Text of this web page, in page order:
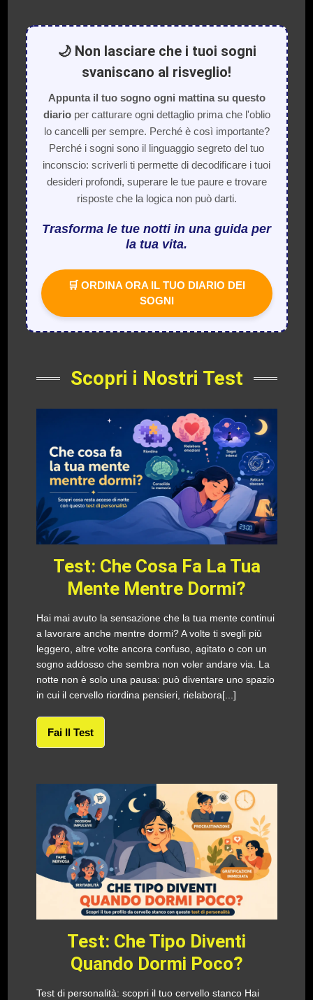
🌙 Non lasciare che i tuoi sogni
svaniscano al risveglio!
Appunta il tuo sogno ogni mattina su questo
diarioper catturare ogni dettaglio prima che l'oblio
lo cancelli per sempre. Perché è così importante?
Perché i sogni sono il linguaggio segreto del tuo
inconscio: scriverli ti permette di decodificare i tuoi
desideri profondi, superare le tue paure e trovare
risposte che la logica non può darti.
Trasforma le tue notti in una guida per
la tua vita.
🛒 ORDINA ORA IL TUO DIARIO DEI
SOGNI
Scopri i Nostri Test
Test: Che Cosa Fa La Tua
Mente Mentre Dormi?
Hai mai avuto la sensazione che la tua mente continui
a lavorare anche mentre dormi? A volte ti svegli più
leggero, altre volte ancora confuso, agitato o con un
sogno addosso che sembra non voler andare via. La
notte non è solo una pausa: può diventare uno spazio
in cui il cervello riordina pensieri, rielabora[...]
Fai Il Test
Test: Che Tipo Diventi
Quando Dormi Poco?
Test di personalità: scopri il tuo cervello stanco Hai